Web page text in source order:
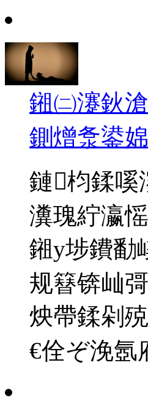
鎺㈡瀽鈥
鍘熷洜鍙
鏈枃鍒嗘
瀵瑰紵瀛
鎺у埗鐨勫
规簮锛屾
炴帶鍒剁
€佺ぞ浼